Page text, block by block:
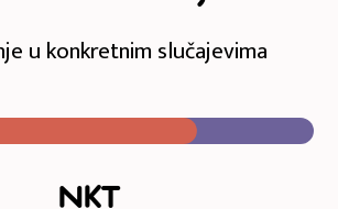
u konkretnim slučajevima
NKT